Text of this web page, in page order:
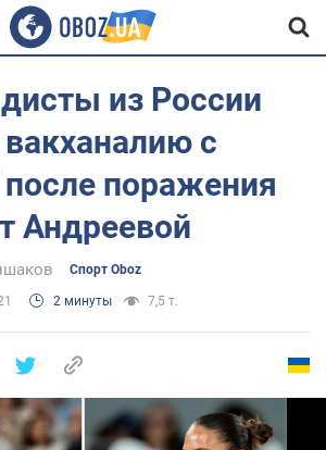
из России
с
поражения
Андреевой
Спорт Oboz
2 минуты 7,5 т.